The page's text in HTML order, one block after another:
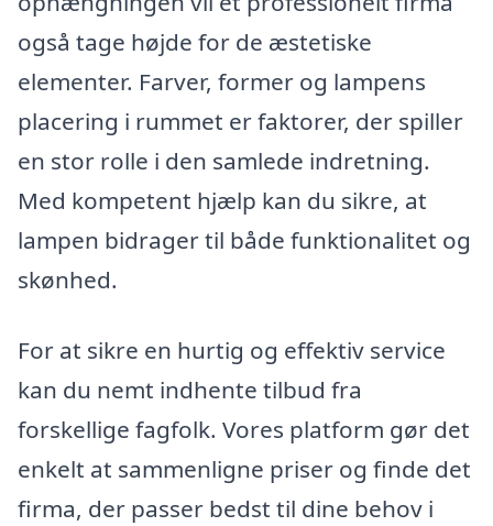
også tage højde for de æstetiske
elementer. Farver, former og lampens
placering i rummet er faktorer, der spiller
en stor rolle i den samlede indretning.
Med kompetent hjælp kan du sikre, at
lampen bidrager til både funktionalitet og
skønhed.
For at sikre en hurtig og effektiv service
kan du nemt indhente tilbud fra
forskellige fagfolk. Vores platform gør det
enkelt at sammenligne priser og finde det
firma, der passer bedst til dine behov i